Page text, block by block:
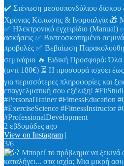
✔️ Στένωση μεσοσπονδύλιου
Χρόνιας Κόπωσης & Ινομυαλγία 🎁
✅ Ηλεκτρονικό εγχειρίδιο (Manual)
ασκήσεις ✅ Βιντεοσκοπημένο
προβολές ✅ Βεβαίωση
σεμινάριο 🔥 Ειδική Προσφορά: Όλα
(αντί 180€) ⏳ Η προσφορά ισχύει
για περισσότερες πληροφορίες και
επαγγελματική σου εξέλιξη!
#PersonalTrainer #FitnessEducation
#ExerciseScience #FitnessInstructor
#ProfessionalDevelopment
2 εβδομάδες ago
View on Instagram |
3/6